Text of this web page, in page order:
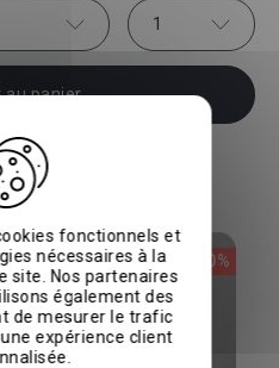
1
au panier
aussi
-20%
fonctionnels et
nécessaires à la
site. Nos partenaires
également des
de mesurer le trafic
expérience client